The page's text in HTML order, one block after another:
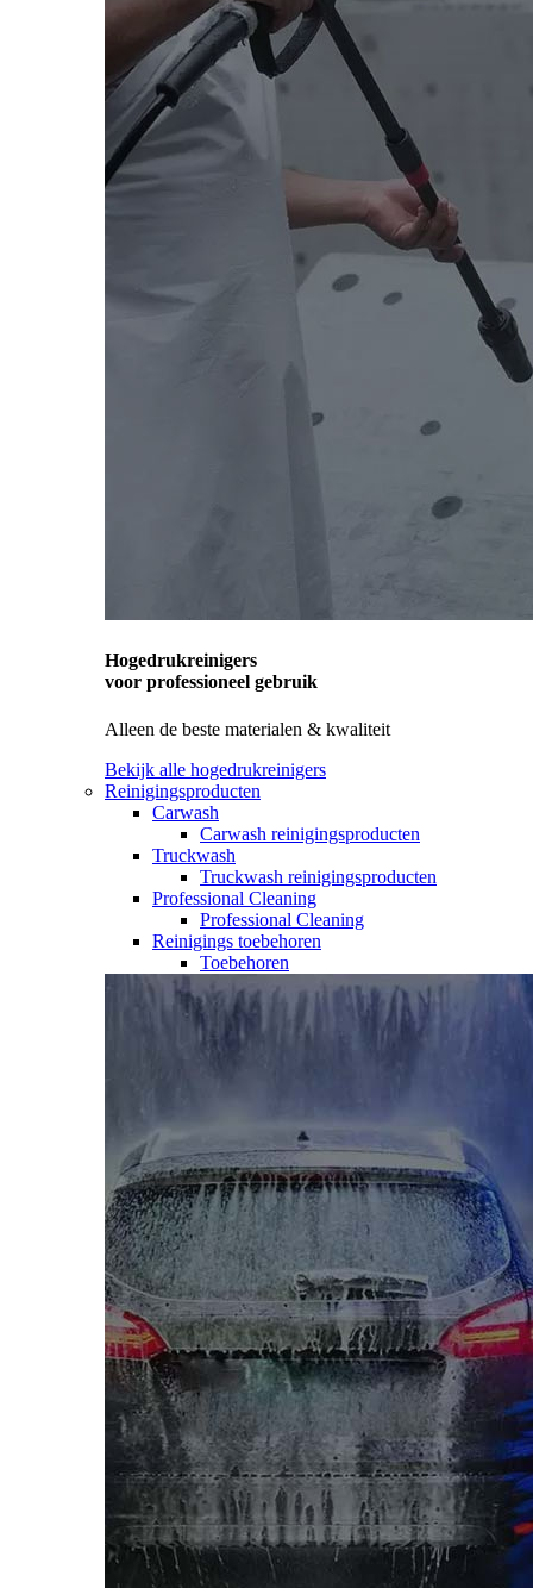
Hogedrukreinigers
voor professioneel gebruik
Alleen de beste materialen & kwaliteit
Bekijk alle hogedrukreinigers
Reinigingsproducten
Carwash
Carwash reinigingsproducten
Truckwash
Truckwash reinigingsproducten
Professional Cleaning
Professional Cleaning
Reinigings toebehoren
Toebehoren